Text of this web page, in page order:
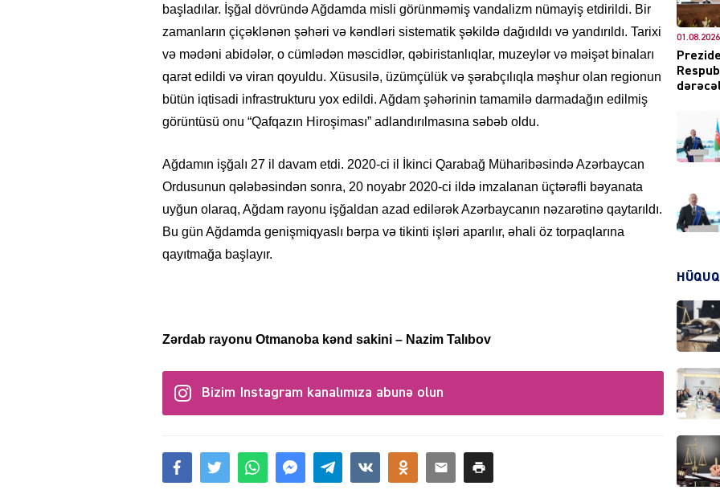
başladılar. İşğal dövründə Ağdamda misli görünməmiş vandalizm nümayiş etdirildi. Bir
zamanların çiçəklənən şəhəri və kəndləri sistematik şəkildə dağıdıldı və yandırıldı. Tarixi
və mədəni abidələr, o cümlədən məscidlər, qəbiristanlıqlar, muzeylər və məişət binaları
qarət edildi və viran qoyuldu. Xüsusilə, üzümçülük və şərabçılıqla məşhur olan regionun
bütün iqtisadi infrastrukturu yox edildi. Ağdam şəhərinin tamamilə darmadağın edilmiş
görüntüsü onu “Qafqazın Hiroşiması” adlandırılmasına səbəb oldu.
Ağdamın işğalı 27 il davam etdi. 2020-ci il İkinci Qarabağ Müharibəsində Azərbaycan
Ordusunun qələbəsindən sonra, 20 noyabr 2020-ci ildə imzalanan üçtərəfli bəyanata
uyğun olaraq, Ağdam rayonu işğaldan azad edilərək Azərbaycanın nəzarətinə qaytarıldı.
Bu gün Ağdamda genişmiqyaslı bərpa və tikinti işləri aparılır, əhali öz torpaqlarına
qayıtmağa başlayır.
Zərdab rayonu Otmanoba kənd sakini – Nazim Talıbov
Bizim Instagram kanalımıza abunə olun
ŞOU-
01.08.2026
HÜQUQ